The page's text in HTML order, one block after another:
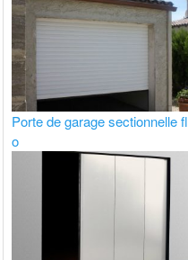
Porte de garage sectionnelle fl
o